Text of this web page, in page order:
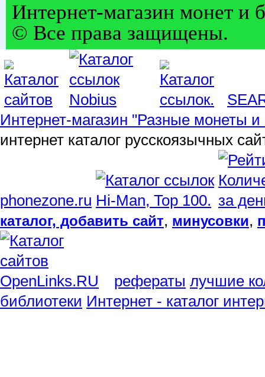
Интернет-магазин монет и
© Все права защищены.
Интернет-магазин "Разные монеты и
интернет каталог русскоязычных
phonezone.ru
каталог, добавить сайт, минусовки,
рефераты лучшие
библиотеки Интернет - каталог